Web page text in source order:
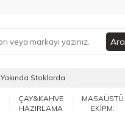
Ara
Yakında Stoklarda
ÇAY&KAHVE
HAZIRLAMA
MASAÜSTÜ
EKİPM.